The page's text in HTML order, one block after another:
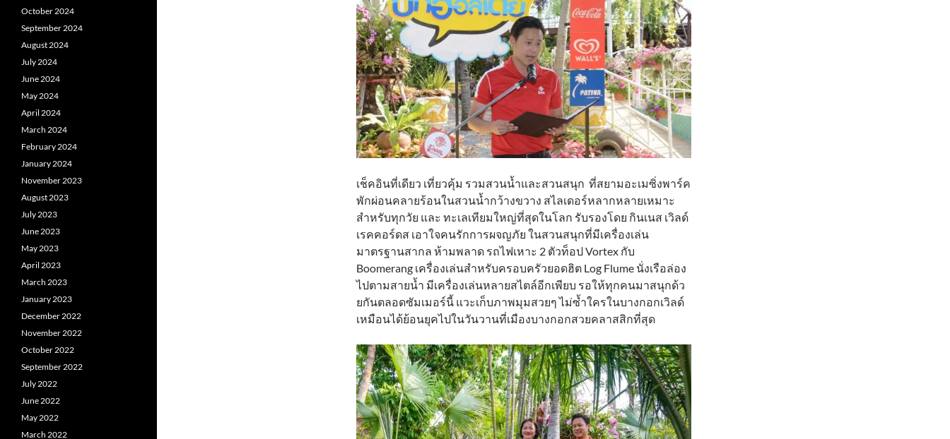
เช็คอินที่เดียว เที่ยวคุ้ม รวมสวนน้ำและสวนสนุก ที่สยามอะเมซิ่งพาร์ค
พักผ่อนคลายร้อนในสวนน้ำกว้างขวาง สไลเดอร์หลากหลายเหมาะ
สำหรับทุกวัย และ ทะเลเทียมใหญ่ที่สุดในโลก รับรองโดย กินเนส เวิลด์
เรคคอร์ดส เอาใจคนรักการผจญภัย ในสวนสนุกที่มีเครื่องเล่น
มาตรฐานสากล ห้ามพลาด รถไฟเหาะ 2 ตัวท็อป Vortex กับ
Boomerang เครื่องเล่นสำหรับครอบครัวยอดฮิต Log Flume นั่งเรือล่อง
ไปตามสายน้ำ มีเครื่องเล่นหลายสไตล์อีกเพียบ รอให้ทุกคนมาสนุกด้ว
ยกันตลอดซัมเมอร์นี้ แวะเก็บภาพมุมสวยๆ ไม่ซ้ำใครในบางกอกเวิลด์
เหมือนได้ย้อนยุคไปในวันวานที่เมืองบางกอกสวยคลาสสิกที่สุด
October 2024
September 2024
August 2024
July 2024
June 2024
May 2024
April 2024
March 2024
February 2024
January 2024
November 2023
August 2023
July 2023
June 2023
May 2023
April 2023
March 2023
January 2023
December 2022
November 2022
October 2022
September 2022
July 2022
June 2022
May 2022
March 2022